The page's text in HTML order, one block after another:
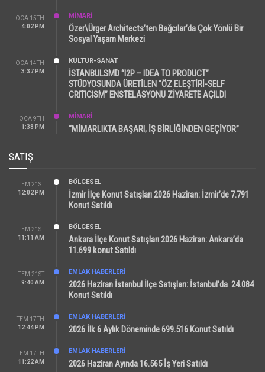
OCA 15TH
4:02 PM
MİMARİ
Özer\Ürger Architects’ten Bağcılar’da Çok Yönlü Bir
Sosyal Yaşam Merkezi
OCA 14TH
3:37 PM
KÜLTÜR-SANAT
İSTANBULSMD “I2P – IDEA TO PRODUCT”
STÜDYOSUNDA ÜRETİLEN “ÖZ ELEŞTİRİ-SELF
CRITICISM” ENSTELASYONU ZİYARETE AÇILDI
OCA 9TH
1:38 PM
MİMARİ
“MİMARLIKTA BAŞARI, İŞ BİRLİĞİNDEN GEÇİYOR”
SATIŞ
TEM 21ST
12:02 PM
BÖLGESEL
İzmir İlçe Konut Satışları 2026 Haziran: İzmir’de 7.791
Konut Satıldı
TEM 21ST
11:11 AM
BÖLGESEL
Ankara İlçe Konut Satışları 2026 Haziran: Ankara’da
11.699 konut Satıldı
TEM 21ST
9:40 AM
EMLAK HABERLERI
2026 Haziran İstanbul İlçe Satışları: İstanbul’da 24.084
Konut Satıldı
TEM 17TH
12:44 PM
EMLAK HABERLERI
2026 İlk 6 Aylık Döneminde 699.516 Konut Satıldı
TEM 17TH
11:22 AM
EMLAK HABERLERI
2026 Haziran Ayında 16.565 İş Yeri Satıldı